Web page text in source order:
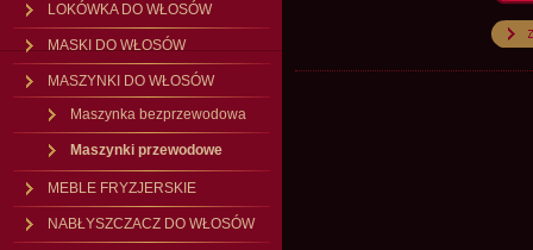
LOKÓWKA DO WŁOSÓW
MASKI DO WŁOSÓW
MASZYNKI DO WŁOSÓW
Maszynka bezprzewodowa
Maszynki przewodowe
MEBLE FRYZJERSKIE
NABŁYSZCZACZ DO WŁOSÓW